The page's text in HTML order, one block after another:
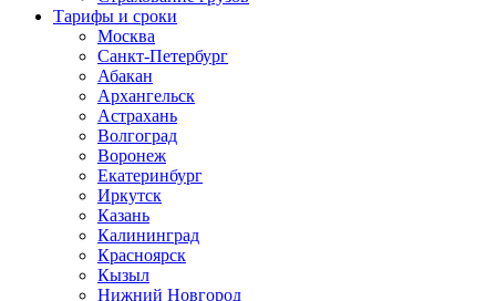
Тарифы и сроки
Москва
Санкт-Петербург
Абакан
Архангельск
Астрахань
Волгоград
Воронеж
Екатеринбург
Иркутск
Казань
Калининград
Красноярск
Кызыл
Нижний Новгород